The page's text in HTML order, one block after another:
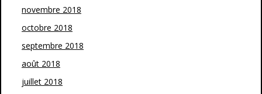
novembre 2018
octobre 2018
septembre 2018
août 2018
juillet 2018